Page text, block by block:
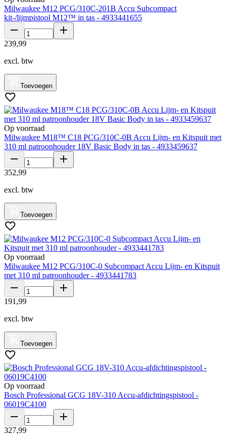
Milwaukee M12 PCG/310C-201B Accu Subcompact
kit-/lijmpistool M12™ in tas - 4933441655
239,99
excl. btw
Toevoegen
Op voorraad
Milwaukee M18™ C18 PCG/310C-0B Accu Lijm- en Kitspuit met
310 ml patroonhouder 18V Basic Body in tas - 4933459637
352,99
excl. btw
Toevoegen
Op voorraad
Milwaukee M12 PCG/310C-0 Subcompact Accu Lijm- en Kitspuit
met 310 ml patroonhouder - 4933441783
191 ,99
excl. btw
Toevoegen
Op voorraad
Bosch Professional GCG 18V-310 Accu-afdichtingspistool -
06019C4100
327,99